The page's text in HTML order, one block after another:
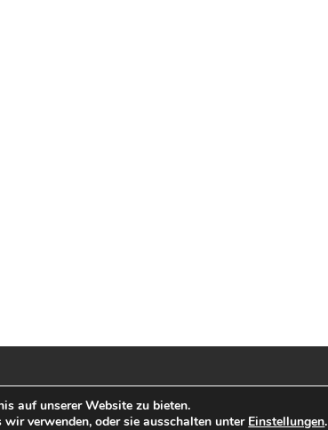
auf unserer Website zu bieten.
verwenden, oder sie ausschalten unter Einstellungen.